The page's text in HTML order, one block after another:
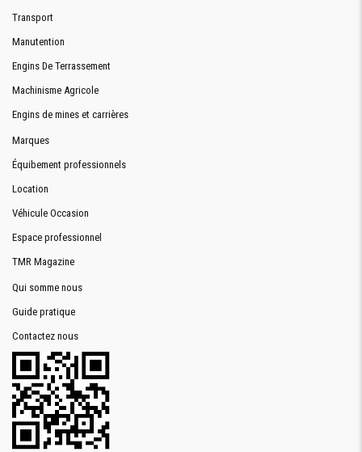
Transport
Manutention
Engins De Terrassement
Machinisme Agricole
Engins de mines et carrières
Marques
Équibement professionnels
Location
Véhicule Occasion
Espace professionnel
TMR Magazine
Qui somme nous
Guide pratique
Contactez nous